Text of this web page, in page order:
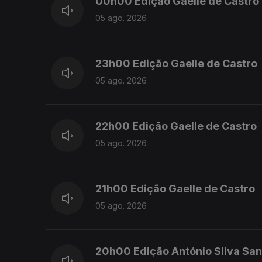
05 ago. 2026
23h00 Edição Gaelle de Castro
05 ago. 2026
22h00 Edição Gaelle de Castro
05 ago. 2026
21h00 Edição Gaelle de Castro
05 ago. 2026
20h00 Edição António Silva